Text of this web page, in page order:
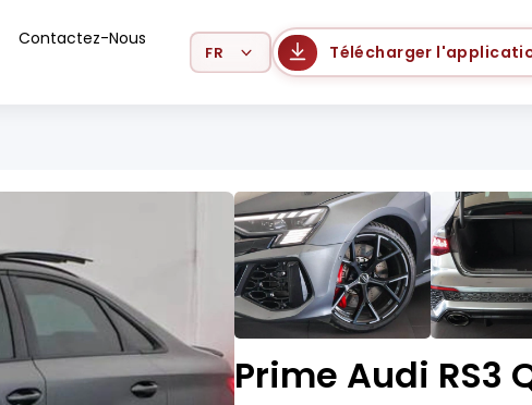
Contactez-Nous Select Language Télécharger
Prime Audi RS3